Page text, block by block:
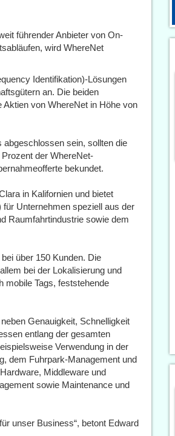
führender Anbieter von On-
wird WhereNet
Identifikation)-Lösungen
an. Die beiden
von WhereNet in Höhe von
sein, sollten die
der WhereNet-
bekundet.
in Kalifornien und bietet
Unternehmen speziell aus der
Raumfahrtindustrie sowie dem
über 150 Kunden. Die
bei der Lokalisierung und
mobile Tags, feststehende
Genauigkeit, Schnelligkeit
entlang der gesamten
Verwendung in der
dem Fuhrpark-Management und
Middleware und
sowie Maintenance und
unser Business“, betont Edward